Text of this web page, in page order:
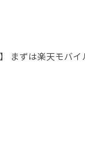
まずは楽天モバイ